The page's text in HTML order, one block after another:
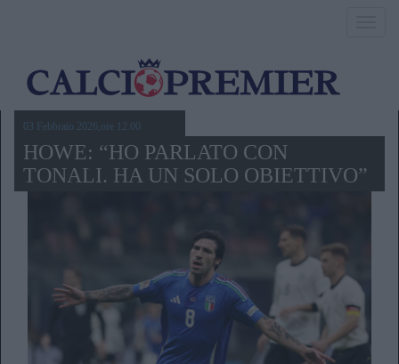
03 Febbraio 2026,ore 12.00
HOWE: “HO PARLATO CON
TONALI. HA UN SOLO OBIETTIVO”